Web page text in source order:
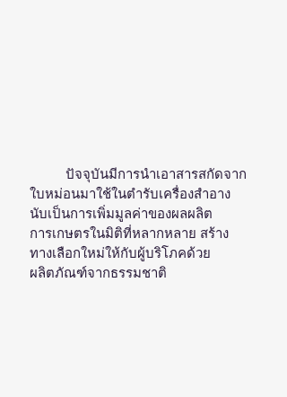
ใบหม่อนมาใช้ในตำรับเครื่องสำอาง
นับเป็นการเพิ่มมูลค่าของผลผลิต
การเกษตรในมิติที่หลากหลาย สร้าง
ทางเลือกใหม่ให้กับผู้บริโภคด้วย
ผลิตภัณฑ์จากธรรมชาติ